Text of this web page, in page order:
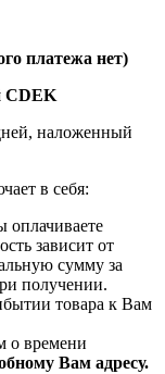
платежа нет)
CDEK
наложенный
в себя:
зависит от
сумму за
получении.
товара к Вам
о времени
Вам адресу.